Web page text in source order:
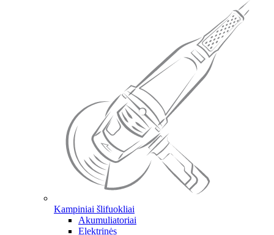
Kampiniai šlifuokliai
Akumuliatoriai
Elektrinės